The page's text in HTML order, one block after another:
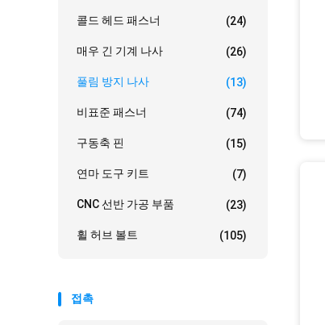
콜드 헤드 패스너 (24)
매우 긴 기계 나사 (26)
풀림 방지 나사 (13)
비표준 패스너 (74)
구동축 핀 (15)
연마 도구 키트 (7)
CNC 선반 가공 부품 (23)
휠 허브 볼트 (105)
접촉